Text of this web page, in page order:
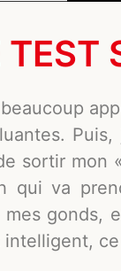
beaucoup
Puis,
sortir mon
qui va
gonds,